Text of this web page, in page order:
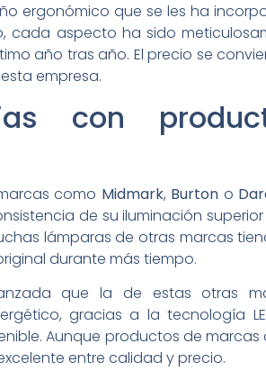
ergonómico que se les ha
cada aspecto ha sido
año tras año. El precio se
empresa.
con
como Midmark, Burton o
de su iluminación superior
lámparas de otras marcas
durante más tiempo.
que la de estas otras
gracias a la tecnología
Aunque productos de marcas
entre calidad y precio.